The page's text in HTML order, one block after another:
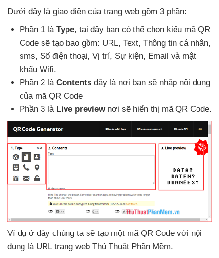
Dưới đây là giao diện của trang web gồm 3 phần:
Phần 1 là Type, tại đây bạn có thể chọn kiểu mã QR
Code sẽ tạo bao gồm: URL, Text, Thông tin cá nhân,
sms, Số điện thoại, Vị trí, Sự kiện, Email và mật
khẩu Wifi.
Phần 2 là Contents đây là nơi bạn sẽ nhập nội dung
của mã QR Code
Phần 3 là Live previewnơi sẽ hiển thị mã QR Code.
Ví dụ ở đây chúng ta sẽ tạo một mã QR Code với nội
dung là URL trang web Thủ Thuật Phần Mềm.